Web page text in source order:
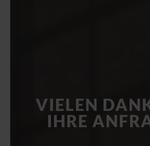
VIELEN
IHRE